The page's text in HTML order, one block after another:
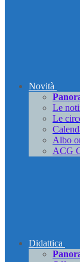
Novità
Le
Le
Albo
ACG
Didattica